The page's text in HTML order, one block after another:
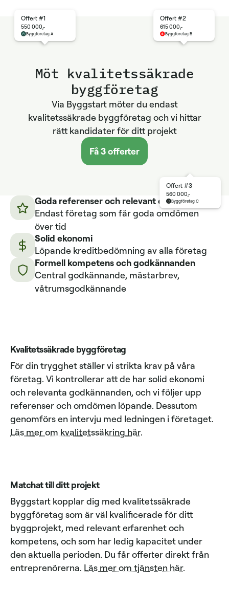
Möt kvalitetssäkrade
byggföretag
Via Byggstart möter du endast
kvalitetssäkrade byggföretag och vi hittar
rätt kandidater för ditt projekt
Få 3 offerter
Offert #1
550 000,-
Byggföretag A
Offert #3
560 000,-
Byggföretag C
Offert #2
615 000,-
Byggföretag B
Goda referenser och relevant erfarenhet
Endast företag som får goda omdömen
över tid
Solid ekonomi
Löpande kreditbedömning av alla företag
Formell kompetens och godkännanden
Central godkännande, mästarbrev,
våtrumsgodkännande
Kvalitetssäkrade byggföretag
För din trygghet ställer vi strikta krav på våra
företag. Vi kontrollerar att de har solid ekonomi
och relevanta godkännanden, och vi följer upp
referenser och omdömen löpande. Dessutom
genomförs en intervju med ledningen i företaget.
Läs mer om kvalitetssäkring här.
Matchat till ditt projekt
Byggstart kopplar dig med kvalitetssäkrade
byggföretag som är väl kvalificerade för ditt
byggprojekt, med relevant erfarenhet och
kompetens, och som har ledig kapacitet under
den aktuella perioden. Du får offerter direkt från
entreprenörerna. Läs mer om tjänsten här.